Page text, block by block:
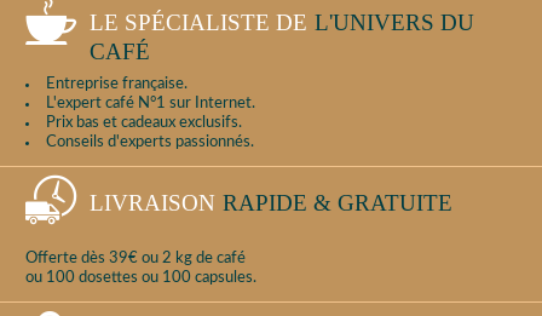
LE SPÉCIALISTE DE L'UNIVERS DU
CAFÉ
Entreprise française.
L'expert café N°1 sur Internet.
Prix bas et cadeaux exclusifs.
Conseils d'experts passionnés.
LIVRAISON RAPIDE & GRATUITE
Offerte dès 39€ ou 2 kg de café
ou 100 dosettes ou 100 capsules.